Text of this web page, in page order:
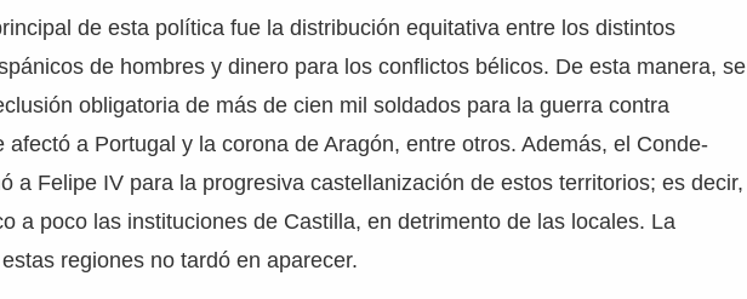
de esta política fue la distribución equitativa entre los distintos
de hombres y dinero para los conflictos bélicos. De esta manera, se
obligatoria de más de cien mil soldados para la guerra contra
afectó a Portugal y la corona de Aragón, entre otros. Además, el Conde-
a Felipe IV para la progresiva castellanización de estos territorios; es decir,
a poco las instituciones de Castilla, en detrimento de las locales. La
regiones no tardó en aparecer.